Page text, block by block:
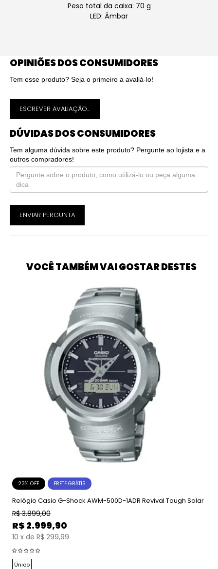
Peso total da caixa: 70 g
LED: Âmbar
OPINIÕES DOS CONSUMIDORES
Tem esse produto? Seja o primeiro a avaliá-lo!
ESCREVER AVALIAÇÃO...
DÚVIDAS DOS CONSUMIDORES
Tem alguma dúvida sobre este produto? Pergunte ao lojista e a
outros compradores!
ENVIAR PERGUNTA
VOCÊ TAMBÉM VAI GOSTAR DESTES
23% OFF FRETE GRÁTIS
Relógio Casio G-Shock AWM-500D-1ADR Revival Tough Solar
R$ 3.899,00
R$ 2.999,90
10 x de R$ 299,99
Único